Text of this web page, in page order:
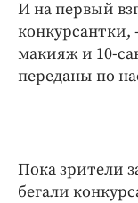
ПРОЕКТЫ
Блоги
Клиника
И на первый
конкурсантки,
макияж и 10-
переданы по
Пока зрители
бегали